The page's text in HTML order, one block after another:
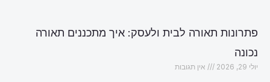
פתרונות תאורה לבית ולעסק: איך מתכננים תאורה
נכונה
יולי 29, 2026 אין תגובות